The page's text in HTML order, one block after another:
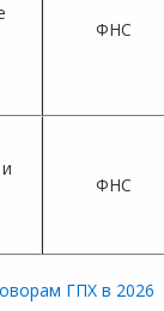
ФНС
ФНС
ГПХ в 2026